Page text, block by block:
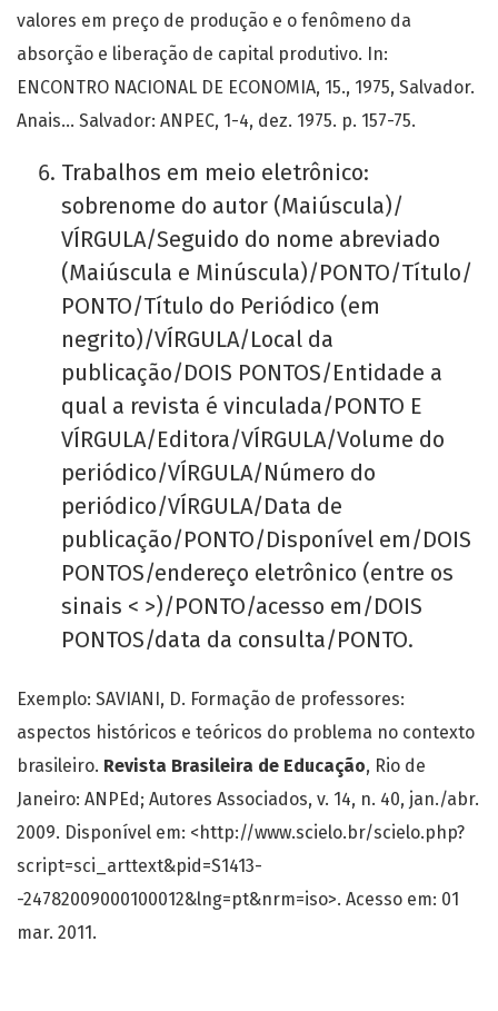
valores em preço de produção e o fenômeno da
absorção e liberação de capital produtivo. In:
ENCONTRO NACIONAL DE ECONOMIA, 15., 1975, Salvador.
Anais… Salvador: ANPEC, 1-4, dez. 1975. p. 157-75.
Trabalhos em meio eletrônico:
sobrenome do autor (Maiúscula)/
VÍRGULA/Seguido do nome abreviado
(Maiúscula e Minúscula)/PONTO/Título/
PONTO/Título do Periódico (em
negrito)/VÍRGULA/Local da
publicação/DOIS PONTOS/Entidade a
qual a revista é vinculada/PONTO E
VÍRGULA/Editora/VÍRGULA/Volume do
periódico/VÍRGULA/Número do
periódico/VÍRGULA/Data de
publicação/PONTO/Disponível em/DOIS
PONTOS/endereço eletrônico (entre os
sinais < >)/PONTO/acesso em/DOIS
PONTOS/data da consulta/PONTO.
Exemplo: SAVIANI, D. Formação de professores:
aspectos históricos e teóricos do problema no contexto
brasileiro. Revista Brasileira de Educação, Rio de
Janeiro: ANPEd; Autores Associados, v. 14, n. 40, jan./abr.
2009. Disponível em: <http://www.scielo.br/scielo.php?
script=sci_arttext&pid=S1413-
-24782009000100012&lng=pt&nrm=iso>. Acesso em: 01
mar. 2011.